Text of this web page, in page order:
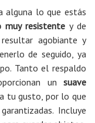
alguna lo que estás
muy resistente y de
agobiante y
de seguido, ya
Tanto el respaldo
un suave
tu gusto, por lo que
Incluye